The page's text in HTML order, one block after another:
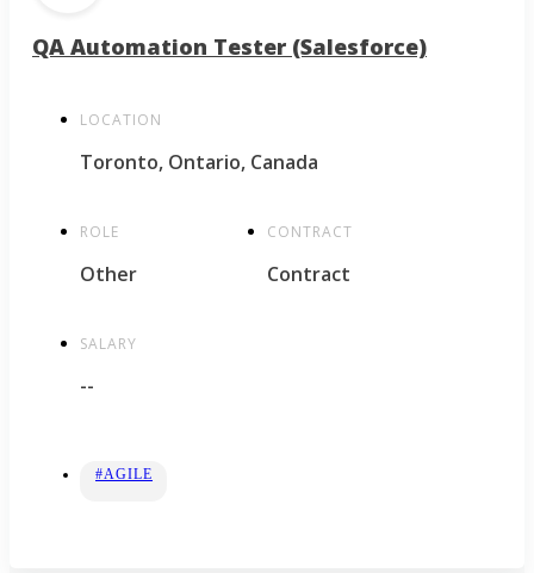
QA Automation Tester (Salesforce)
LOCATION
Toronto, Ontario, Canada
ROLE
Other
CONTRACT
Contract
SALARY
--
#AGILE